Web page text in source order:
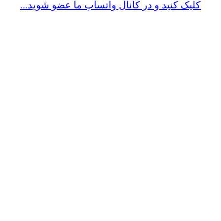
کلیک کنید و در کانال واتساپ ما عضو شوید...